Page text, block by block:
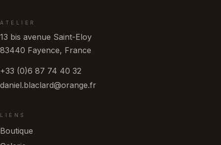
ATELIER
13 bis avenue Saint-Eloy
83440 Fayence, France
+33 (0)6 87 74 40 32
daniel.blaclard@orange.fr
LIENS
Boutique